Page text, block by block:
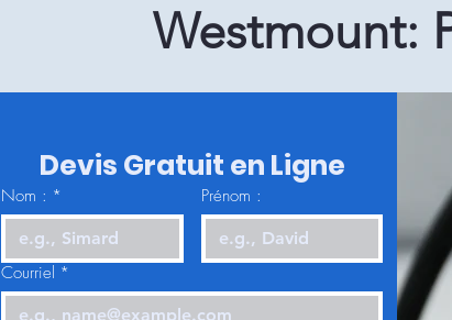
Westmount:
Devis Gratuit en Ligne
Nom : * Prénom :
Courriel *